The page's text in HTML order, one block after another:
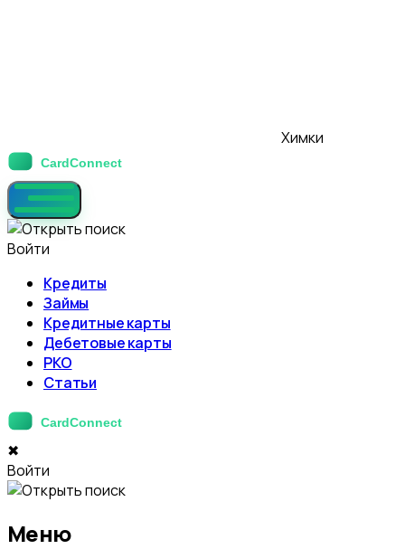
Химки
Войти
Кредиты
Займы
Кредитные карты
Дебетовые карты
РКО
Статьи
✖
Войти
Меню